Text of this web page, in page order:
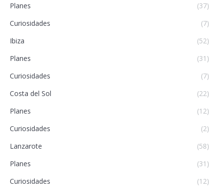
Planes
(37)
Curiosidades
(7)
Ibiza
(52)
Planes
(31)
Curiosidades
(7)
Costa del Sol
(22)
Planes
(12)
Curiosidades
(2)
Lanzarote
(58)
Planes
(31)
Curiosidades
(12)